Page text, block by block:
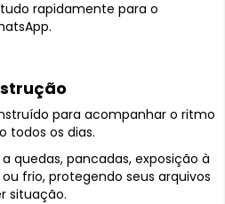
rapidamente para o
para acompanhar o ritmo
todos os dias.
quedas, pancadas, exposição à
frio, protegendo seus arquivos
situação.